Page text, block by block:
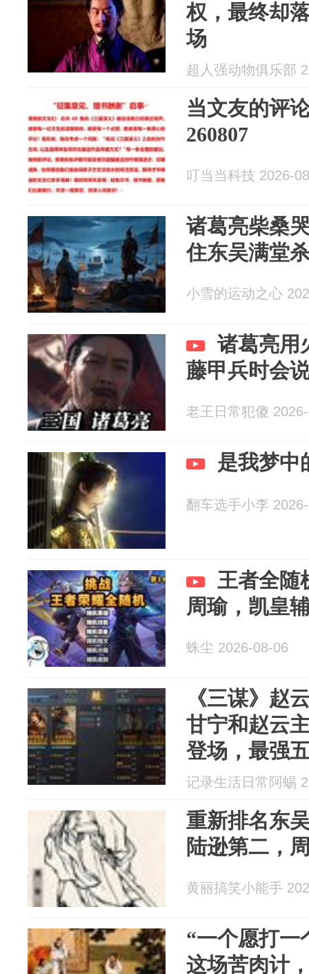
权，最终却
场
超人强动物俱乐部
当文友的评
260807
叮当当科技 2026-
诸葛亮柴桑
住东吴满堂
小雪的运动之心
诸葛亮用
藤甲兵时会
老王日常犯傻
是我梦中
翻车选手小李
王者全随
周瑜，凯皇
蛛尘 2026-08-06
《三谋》赵
甘宁和赵云
登场，最强
记录生活日常阿蜴
重新排名东
陆逊第二，
黄丽搞笑小能手
“一个愿打一
这场苦肉计